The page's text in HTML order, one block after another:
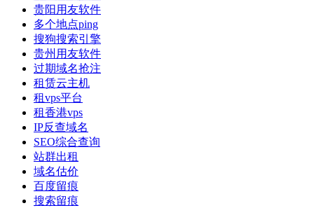
贵阳用友软件
多个地点ping
搜狗搜索引擎
贵州用友软件
过期域名抢注
租赁云主机
租vps平台
租香港vps
IP反查域名
SEO综合查询
站群出租
域名估价
百度留痕
搜索留痕